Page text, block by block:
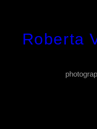
contenutoRoberta